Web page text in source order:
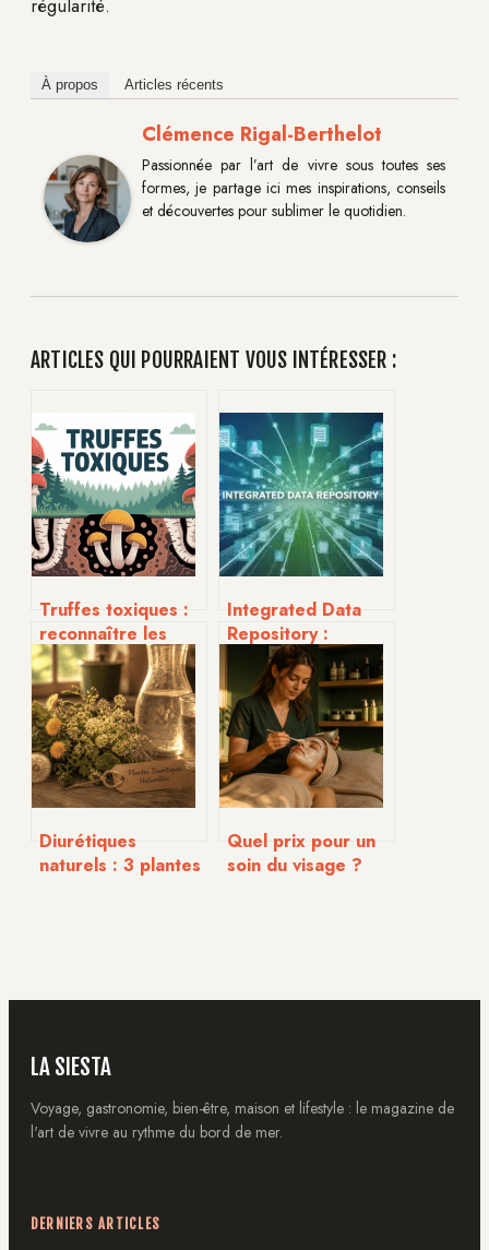
À propos Articles récents
Clémence Rigal-Berthelot
Passionnée par l’art de vivre sous toutes ses
formes, je partage ici mes inspirations, conseils
et découvertes pour sublimer le quotidien.
ARTICLES QUI POURRAIENT VOUS INTÉRESSER :
Truffes toxiques :
reconnaître les
risques et
protéger votre
santé
Integrated Data
Repository :
centraliser les
données de santé
pour une vision
patient unifiée
Diurétiques
naturels : 3 plantes
Quel prix pour un
soin du visage ?
LA SIESTA
Voyage, gastronomie, bien-être, maison et lifestyle : le magazine de
l'art de vivre au rythme du bord de mer.
DERNIERS ARTICLES